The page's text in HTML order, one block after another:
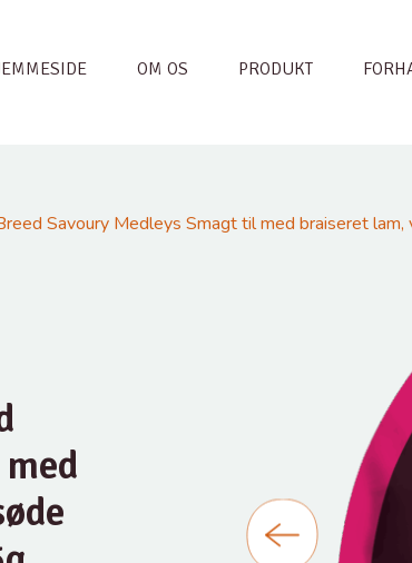
OM OS PRODUKT
Savoury Medleys Smagt til med braiseret